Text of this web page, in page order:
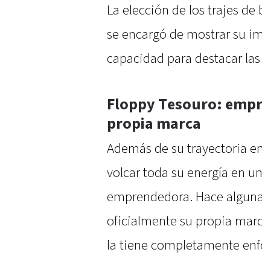
La elección de los trajes
se encargó de mostrar su
capacidad para destacar
Floppy Tesouro:
propia marca
Además de su trayectoria
volcar toda su energía en
emprendedora. Hace
oficialmente su propia
la tiene completamente